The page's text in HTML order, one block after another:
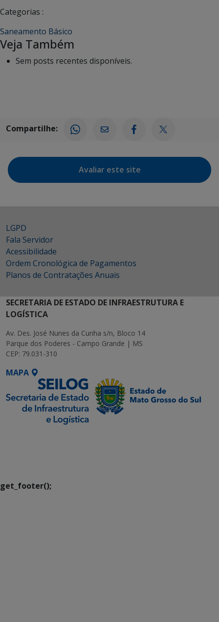
Categorias :
Saneamento Básico
Veja Também
Sem posts recentes disponíveis.
Compartilhe:
Avaliar este site
LGPD
Fala Servidor
Acessibilidade
Ordem Cronológica de Pagamentos
Planos de Contratações Anuais
SECRETARIA DE ESTADO DE INFRAESTRUTURA E
LOGÍSTICA
Av. Des. José Nunes da Cunha s/n, Bloco 14
Parque dos Poderes - Campo Grande | MS
CEP: 79.031-310
MAPA
get_footer();